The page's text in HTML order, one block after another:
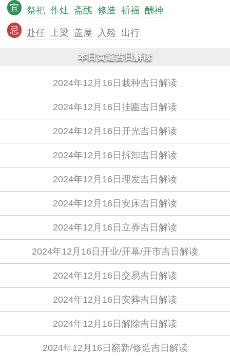
宜 祭祀 作灶 斋醮 修造 祈福 酬神
忌 赴任 上梁 盖屋 入殓 出行
本日黄道吉日解读
2024年12月16日栽种吉日解读
2024年12月16日挂匾吉日解读
2024年12月16日开光吉日解读
2024年12月16日拆卸吉日解读
2024年12月16日理发吉日解读
2024年12月16日安床吉日解读
2024年12月16日立券吉日解读
2024年12月16日开业/开幕/开市吉日解读
2024年12月16日交易吉日解读
2024年12月16日安葬吉日解读
2024年12月16日解除吉日解读
2024年12月16日翻新/修造吉日解读